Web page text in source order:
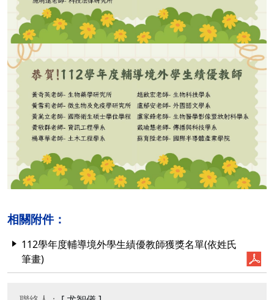
相關附件：
112學年度輔導境外學生績優教師獲獎名單(依姓氏
筆畫)